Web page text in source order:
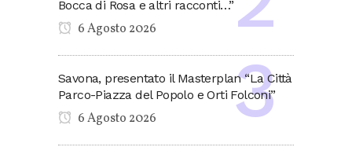
Bocca di Rosa e altri racconti…”
6 Agosto 2026
Savona, presentato il Masterplan “La Città
Parco-Piazza del Popolo e Orti Folconi”
6 Agosto 2026